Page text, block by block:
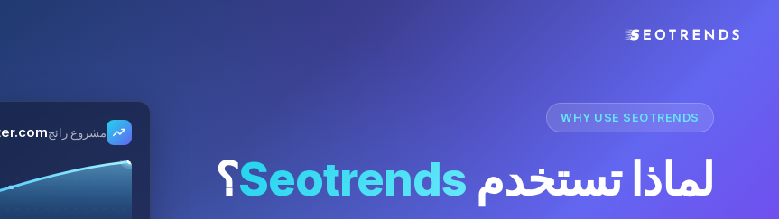
WHY USE SEOTRENDS
لماذا تستخدم Seotrends؟
مشروع رائج